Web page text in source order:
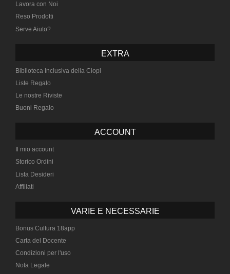
Lavora con Noi
Reso Prodotti
Serve Aiuto?
EXTRA
Biblioteca Inclusiva della Ciopi
Liste Regalo
Le nostre Riviste
Buoni Regalo
ACCOUNT
Il mio account
Storico Ordini
Lista Desideri
Affiliati
VARIE E NECESSARIE
Bonus Cultura 18app
Carta del Docente
Condizioni per l'uso
Nota Legale